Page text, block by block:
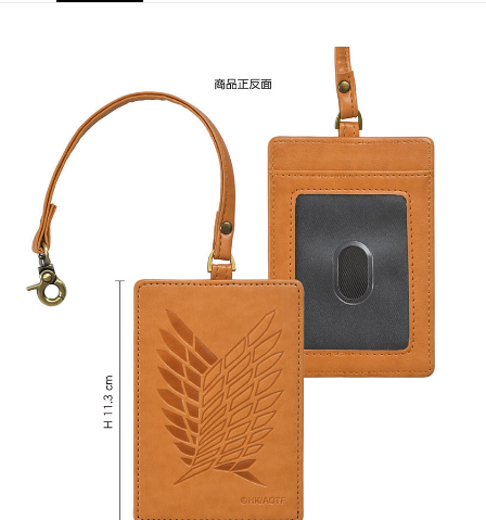
每笔NT$65，满NT$1,300(含以上)免运费
付款後全家取貨
每笔NT$65，满NT$1,300(含以上)免运费
(不開放使用，請勿選取）
每笔NT$9,999
7-11取貨付款
每笔NT$65，满NT$1,300(含以上)免运费
每笔NT$65，满NT$1,300(含以上)免运费
宅配-木棉花樂園專用
每笔NT$100，满NT$1,300(含以上)免运费
宅配-離島(澎湖/金門/馬祖)-木棉花樂園專用